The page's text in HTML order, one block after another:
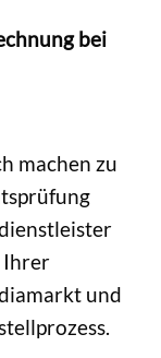
bei
machen zu
Ihrer
und